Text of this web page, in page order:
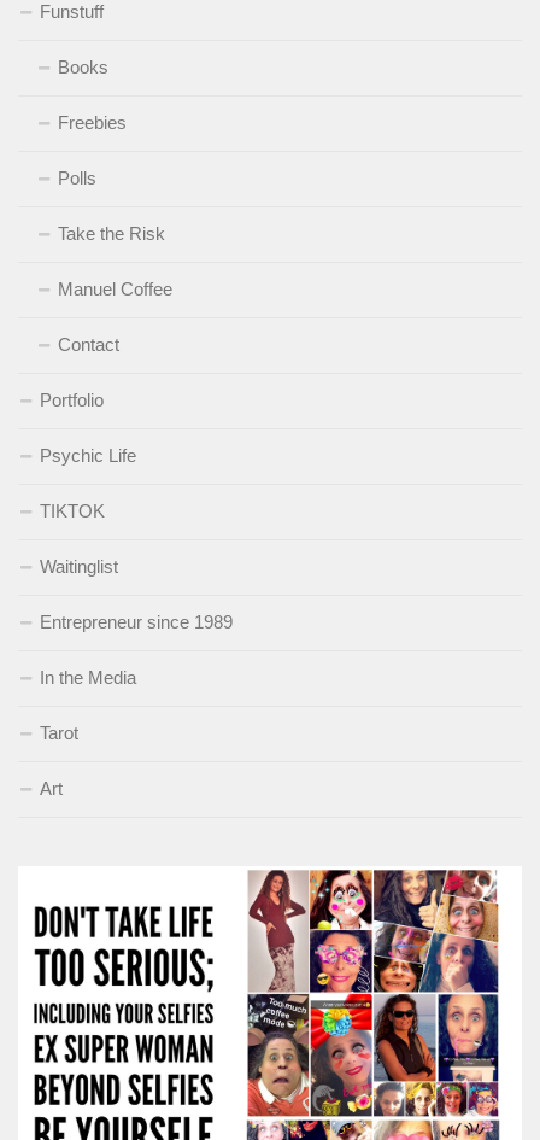
Funstuff
Books
Freebies
Polls
Take the Risk
Manuel Coffee
Contact
Portfolio
Psychic Life
TIKTOK
Waitinglist
Entrepreneur since 1989
In the Media
Tarot
Art